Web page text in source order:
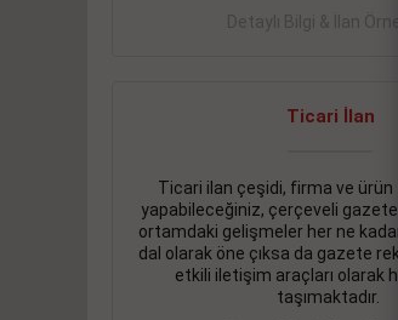
Detaylı Bilgi & İlan
Ticari İlan
Ticari ilan çeşidi, firma ve ürün
yapabileceğiniz, çerçeveli gazete
ortamdaki gelişmeler her ne kadar
dal olarak öne çıksa da gazete
etkili iletişim araçları olarak
taşımaktadır.